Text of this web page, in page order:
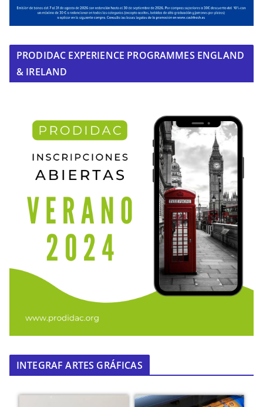
PRODIDAC EXPERIENCE PROGRAMMES ENGLAND
& IRELAND
INTEGRAF ARTES GRÁFICAS